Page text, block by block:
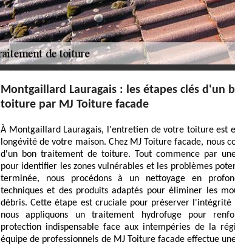
Montgaillard Lauragais : les étapes clés d'un
toiture par MJ Toiture facade
À Montgaillard Lauragais, l'entretien de votre toiture est
longévité de votre maison. Chez MJ Toiture facade, nous
d'un bon traitement de toiture. Tout commence par
pour identifier les zones vulnérables et les problèmes
terminée, nous procédons à un nettoyage en
techniques et des produits adaptés pour éliminer les
débris. Cette étape est cruciale pour préserver l'intégrité
nous appliquons un traitement hydrofuge pour
protection indispensable face aux intempéries de la
équipe de professionnels de MJ Toiture facade effectue